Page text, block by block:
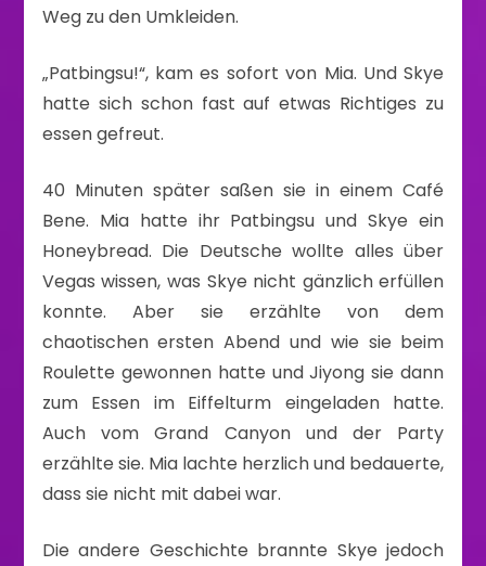
Weg zu den Umkleiden.
„Patbingsu!“, kam es sofort von Mia. Und Skye
hatte sich schon fast auf etwas Richtiges zu
essen gefreut.
40 Minuten später saßen sie in einem Café
Bene. Mia hatte ihr Patbingsu und Skye ein
Honeybread. Die Deutsche wollte alles über
Vegas wissen, was Skye nicht gänzlich erfüllen
konnte. Aber sie erzählte von dem
chaotischen ersten Abend und wie sie beim
Roulette gewonnen hatte und Jiyong sie dann
zum Essen im Eiffelturm eingeladen hatte.
Auch vom Grand Canyon und der Party
erzählte sie. Mia lachte herzlich und bedauerte,
dass sie nicht mit dabei war.
Die andere Geschichte brannte Skye jedoch